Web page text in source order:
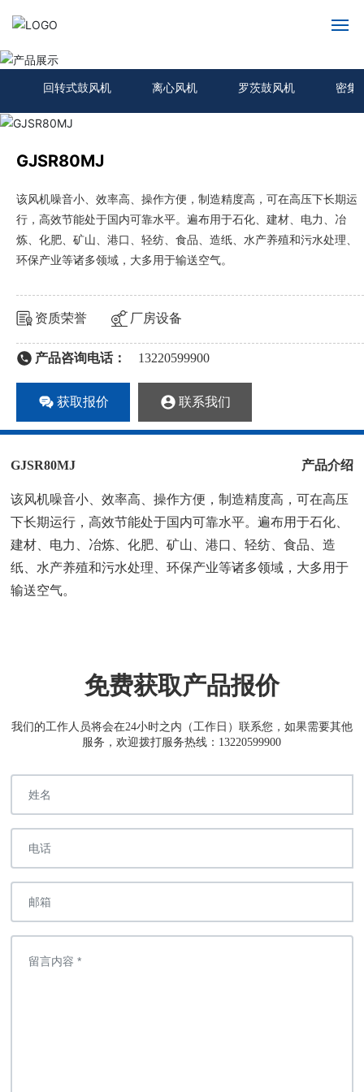
网站首页
关于我们
产品展示
新闻动态
服务支持
回转式鼓风机 离心风机 罗茨鼓风机 密集
GJSR80MJ
该风机噪音小、效率高、操作方便，制造精度高，可在高压下长期运
行，高效节能处于国内可靠水平。遍布用于石化、建材、电力、冶
炼、化肥、矿山、港口、轻纺、食品、造纸、水产养殖和污水处理、
环保产业等诸多领域，大多用于输送空气。
资质荣誉 厂房设备
产品咨询电话： 13220599900
获取报价 联系我们
GJSR80MJ 产品介绍
该风机噪音小、效率高、操作方便，制造精度高，可在高压
下长期运行，高效节能处于国内可靠水平。遍布用于石化、
建材、电力、冶炼、化肥、矿山、港口、轻纺、食品、造
纸、水产养殖和污水处理、环保产业等诸多领域，大多用于
输送空气。
免费获取产品报价
我们的工作人员将会在24小时之内（工作日）联系您，如果需要其他
服务，欢迎拨打服务热线：13220599900